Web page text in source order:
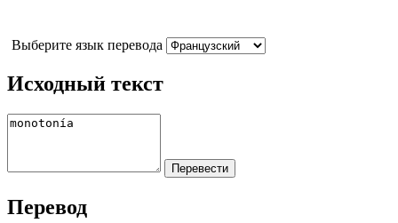
Выберите язык перевода
Исходный текст
Перевод